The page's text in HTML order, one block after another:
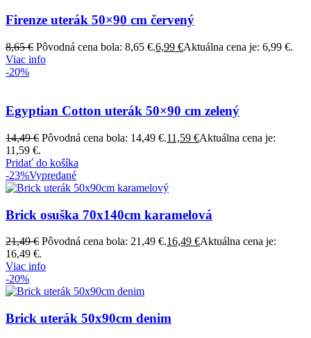
Firenze uterák 50×90 cm červený
8,65€ Pôvodná cena bola: 8,65 €.6,99 €Aktuálna cena je: 6,99 €.
Viac info
-20%
Egyptian Cotton uterák 50×90 cm zelený
14,49€ Pôvodná cena bola: 14,49 €.11,59 €Aktuálna cena je:
11,59 €.
Pridať do košíka
-23%Vypredané
Brick osuška 70x140cm karamelová
21,49€ Pôvodná cena bola: 21,49 €.16,49 €Aktuálna cena je:
16,49 €.
Viac info
-20%
Brick uterák 50x90cm denim